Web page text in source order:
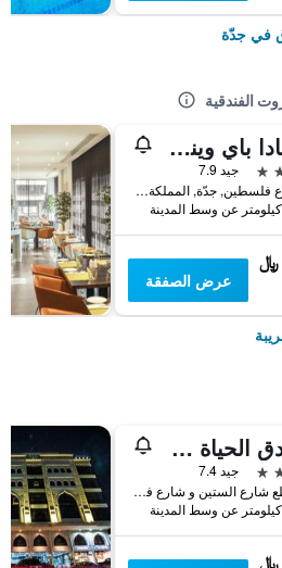
في جدّة
الفندقية
رمادا باي ويندام كونتيننتال جدة
جيد 7.9
شارع فلسطين, جدّة, المملكة العربية السعودية
عرض الصفقة
فندق الحياة جدة كونتيننتال
جيد 7.4
تقاطع شارع الستين و شارع فلسطين، مقابل سامبا بنك, جدّة, المملكة العربية السعودية